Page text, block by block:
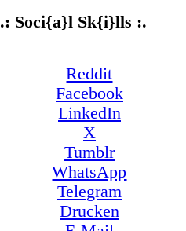
.: Soci{a}l Sk{i}lls :.
Reddit
Facebook
LinkedIn
X
Tumblr
WhatsApp
Telegram
Drucken